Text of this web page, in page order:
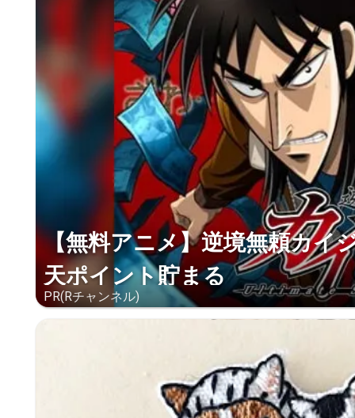
【無料アニメ】逆境無頼カイ
天ポイント貯まる
PR(Rチャンネル)